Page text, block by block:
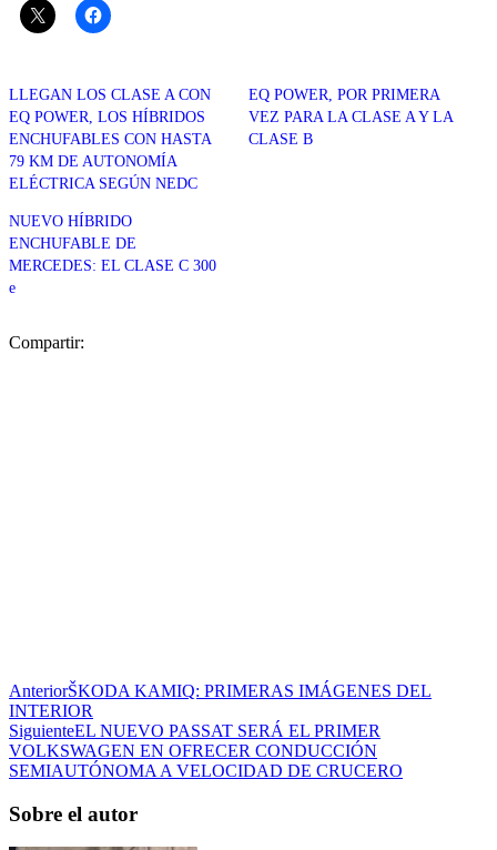
LLEGAN LOS CLASE A CON
EQ POWER, LOS HÍBRIDOS
ENCHUFABLES CON HASTA
79 KM DE AUTONOMÍA
ELÉCTRICA SEGÚN NEDC
EQ POWER, POR PRIMERA
VEZ PARA LA CLASE A Y LA
CLASE B
NUEVO HÍBRIDO
ENCHUFABLE DE
MERCEDES: EL CLASE C 300
e
Compartir:
AnteriorŠKODA KAMIQ: PRIMERAS IMÁGENES DEL
INTERIOR
SiguienteEL NUEVO PASSAT SERÁ EL PRIMER
VOLKSWAGEN EN OFRECER CONDUCCIÓN
SEMIAUTÓNOMA A VELOCIDAD DE CRUCERO
Sobre el autor